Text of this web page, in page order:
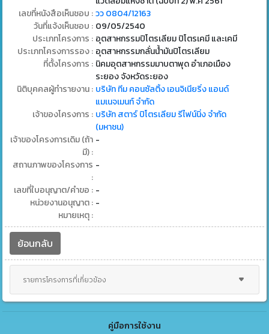
เลขที่หนังสือเห็นชอบ : วว 0804/12163
วันที่แจ้งเห็นชอบ : 09/05/2540
ประเภทโครงการ : อุตสาหกรรมปิโตรเลียม ปิโตรเคมี และเคมี
ประเภทโครงการรอง : อุตสาหกรรมกลั่นน้ํามันปิโตรเลียม
ที่ตั้งโครงการ : นิคมอุตสาหกรรมมาบตาพุด อำเภอเมือง
ระยอง จังหวัดระยอง
นิติบุคคลผู้ทำรายงาน : บริษัท ทีม คอนซัลติ้ง เอนจิเนียริ่ง แอนด์
แมเนจเมนท์ จำกัด
เจ้าของโครงการ : บริษัท สตาร์ ปิโตรเลียม รีไฟน์นิ่ง จำกัด
(มหาชน)
เจ้าของโครงการเดิม (ถ้า
มี) :
-
สถานภาพของโครงการ
:
-
เลขที่ใบอนุญาต/คำขอ : -
หน่วยงานอนุญาต : -
หมายเหตุ :
ย้อนกลับ
รายการโครงการที่เกี่ยวข้อง
คู่มือการใช้งาน